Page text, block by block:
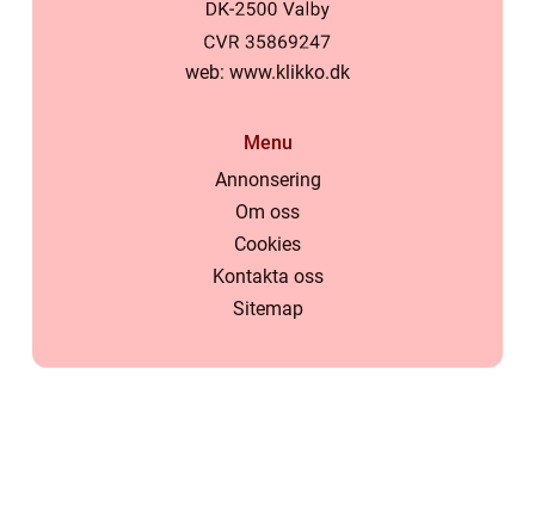
web: www.klikko.dk
Menu
Annonsering
Om oss
Cookies
Kontakta oss
Sitemap